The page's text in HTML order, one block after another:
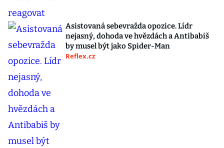
Asistovaná sebevražda opozice. Lídr
nejasný, dohoda ve hvězdách a Antibabiš
by musel být jako Spider-Man
Reflex.cz